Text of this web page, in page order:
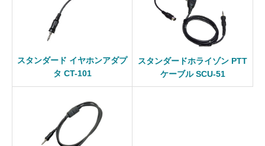
スタンダード イヤホンアダプ
タ CT-101
スタンダードホライゾン PTT
ケーブル SCU-51